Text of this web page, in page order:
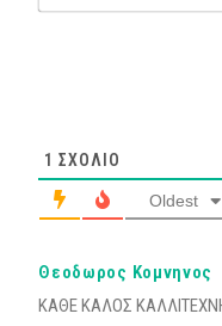
1 ΣΧΌΛΙΟ
Oldest
Θεοδωρος Κομνηνος
ΚΑΘΕ ΚΑΛΟΣ